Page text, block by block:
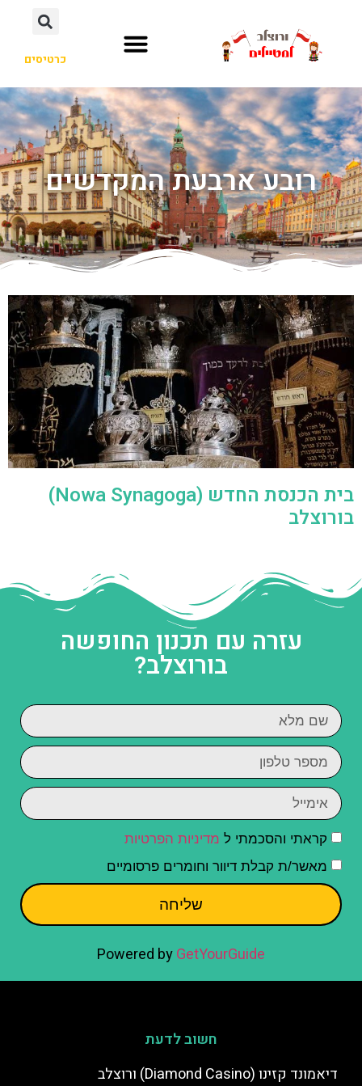
כרטיסים
רובע ארבעת המקדשים
בית הכנסת החדש (Nowa Synagoga)
בורוצלב
עזרה עם תכנון החופשה
בורוצלב?
קראתי והסכמתי ל מדיניות הפרטיות
מאשר/ת קבלת דיוור וחומרים פרסומיים
שליחה
Powered byGetYourGuide
חשוב לדעת
דיאמונד קזינו (Diamond Casino) ורוצלב